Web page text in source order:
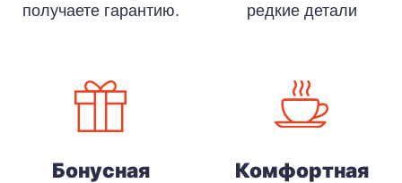
получаете гарантию.
Бонусная
редкие детали
Комфортная